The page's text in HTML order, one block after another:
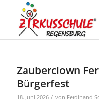
Zauberclown
Bürgerfest
18. Juni 2026 / von Ferdinand